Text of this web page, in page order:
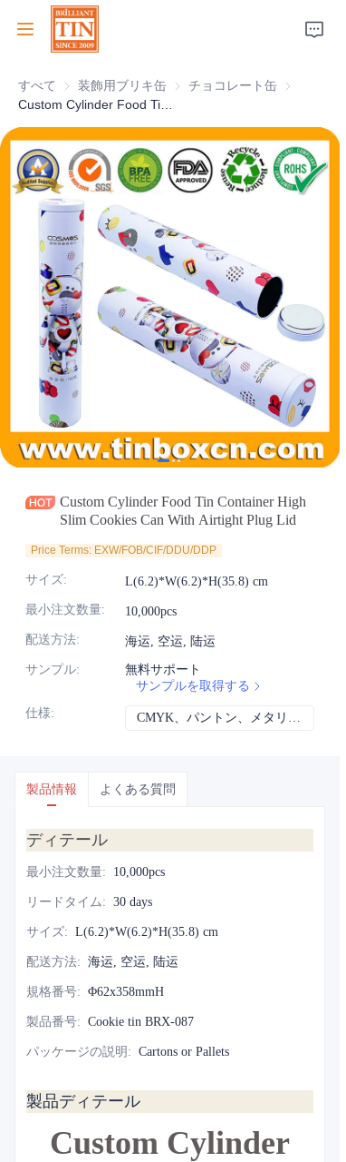
すべて 装飾用ブリキ缶 装飾用ブリキ缶
チョコレート缶 チョコレー
Custom Cylinder Food Tin Container High
Slim Cookies Can With Airtight Plug Lid
Price Terms: EXW/FOB/CIF/DDU/DDP
サイズ: L(6.2)*W(6.2)*H(35.8) cm
最小注文数量: 10,000pcs
配送方法: 海运, 空运, 陆运
サンプル:
無料サポート
サンプルを取得する
仕様: CMYK、パントン、メタリック、スポットカラーなど
製品情報 よくある質問
ディテール
最小注文数量: 10,000pcs
リードタイム: 30 days
サイズ: L(6.2)*W(6.2)*H(35.8) cm
配送方法: 海运, 空运, 陆运
規格番号: Φ62x358mmH
製品番号: Cookie tin BRX-087
パッケージの説明 : Cartons or Pallets
製品ディテール
Custom Cylinder
ホーム
会社
製品
顧客サービス
トレードショー 2026
証明書
持続可能性
ニュース